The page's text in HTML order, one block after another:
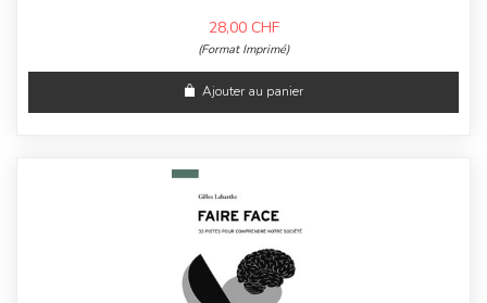
28,00 CHF
(Format Imprimé)
Ajouter au panier